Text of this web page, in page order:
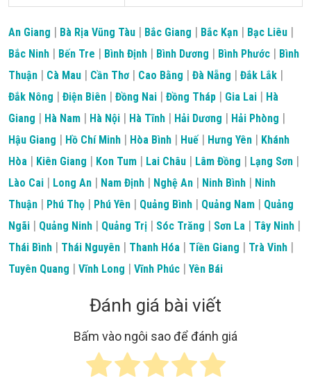
An Giang | Bà Rịa Vũng Tàu | Bắc Giang | Bắc Kạn | Bạc Liêu |
Bắc Ninh | Bến Tre | Bình Định | Bình Dương | Bình Phước | Bình
Thuận | Cà Mau | Cần Thơ | Cao Bằng | Đà Nẵng | Đắk Lắk |
Đắk Nông | Điện Biên | Đồng Nai | Đồng Tháp | Gia Lai | Hà
Giang | Hà Nam | Hà Nội | Hà Tĩnh | Hải Dương | Hải Phòng |
Hậu Giang | Hồ Chí Minh | Hòa Bình | Huế| Hưng Yên | Khánh
Hòa | Kiên Giang | Kon Tum | Lai Châu | Lâm Đồng | Lạng Sơn |
Lào Cai | Long An | Nam Định | Nghệ An | Ninh Bình | Ninh
Thuận | Phú Thọ | Phú Yên | Quảng Bình | Quảng Nam | Quảng
Ngãi | Quảng Ninh | Quảng Trị | Sóc Trăng | Sơn La | Tây Ninh |
Thái Bình | Thái Nguyên | Thanh Hóa | Tiền Giang | Trà Vinh |
Tuyên Quang | Vĩnh Long | Vĩnh Phúc | Yên Bái
Đánh giá bài viết
Bấm vào ngôi sao để đánh giá